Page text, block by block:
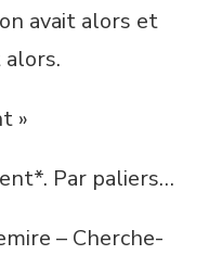
avait alors et
»
Par paliers…
– Cherche-